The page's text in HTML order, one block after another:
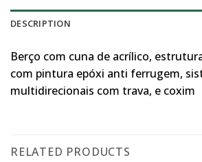
DESCRIPTION
Berço com cuna de acrílico,
com pintura epóxi anti ferrugem,
multidirecionais com trava, e coxim
RELATED PRODUCTS